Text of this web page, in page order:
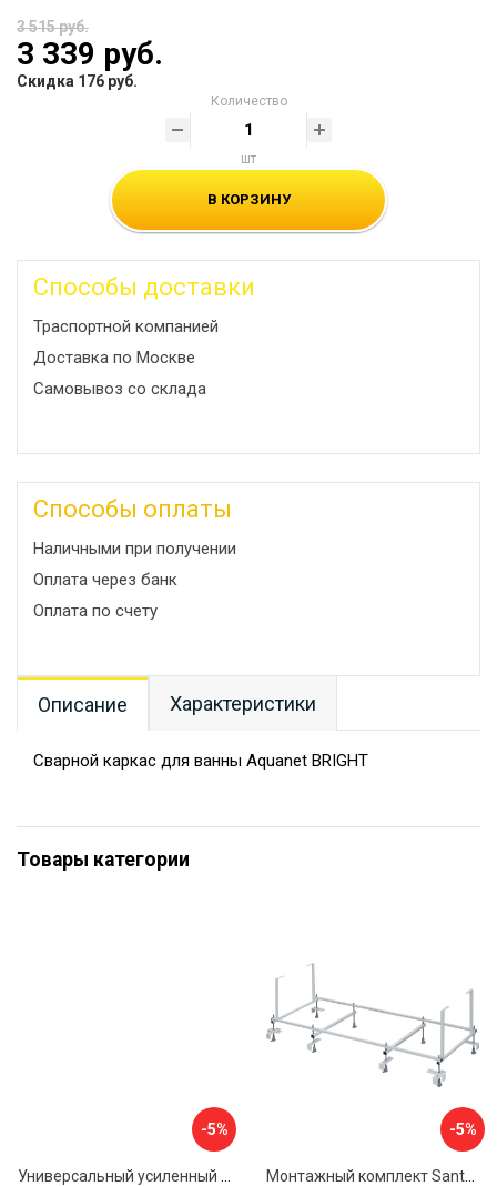
3 515 руб.
3 339 руб.
Скидка 176 руб.
Количество
шт
В КОРЗИНУ
Способы доставки
Траспортной компанией
Доставка по Москве
Самовывоз со склада
Способы оплаты
Наличными при получении
Оплата через банк
Оплата по счету
Описание Характеристики
Сварной каркас для ванны Aquanet BRIGHT
Товары категории
-5% -5%